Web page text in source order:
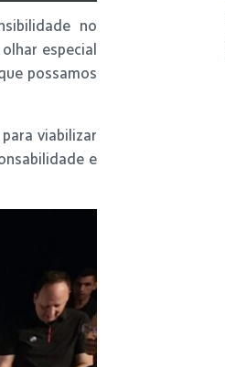
no
especial
possamos
viabilizar
e